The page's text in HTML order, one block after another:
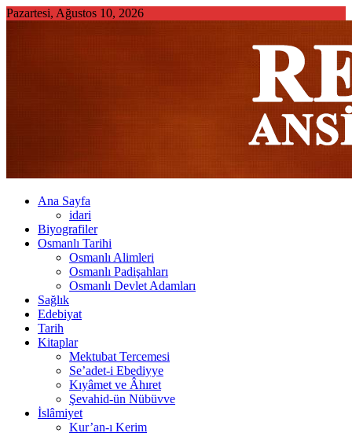
Skip
Pazartesi, Ağustos 10, 2026
Ana Sayfa
idari
Biyografiler
Osmanlı Tarihi
Osmanlı Alimleri
Osmanlı Padişahları
Osmanlı Devlet Adamları
Sağlık
Edebiyat
Tarih
Kitaplar
Mektubat Tercemesi
Se’adet-i Ebediyye
Kıyâmet ve Âhıret
Şevahid-ün Nübüvve
İslâmiyet
Kur’an-ı Kerim